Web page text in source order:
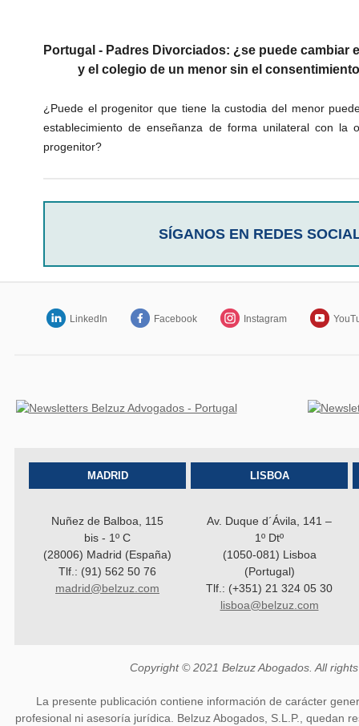
Portugal - Padres Divorciados: ¿se puede cambiar
y el colegio de un menor sin el
¿Puede el progenitor que tiene la custodia del menor
establecimiento de enseñanza de forma unilateral con la
progenitor?
SÍGANOS EN REDES
LinkedIn Facebook Instagram
MADRID LISBOA
Nuñez de Balboa, 115
bis - 1º C
(28006) Madrid (España)
Tlf.: (91) 562 50 76
madrid@belzuz.com
Av. Duque d´Ávila, 141 –
1º Dtº
(1050-081) Lisboa
(Portugal)
Tlf.: (+351) 21 324 05 30
lisboa@belzuz.com
Copyright © 2021 Belzuz Abogados. All
La presente publicación contiene información de carácter
profesional ni asesoría jurídica. Belzuz Abogados, S.L.P., quedan